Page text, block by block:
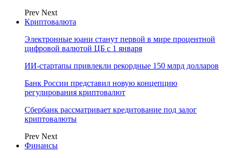
Prev Next
Криптовалюта
Электронные юани станут первой в мире процентной
цифровой валютой ЦБ с 1 января
ИИ-стартапы привлекли рекордные 150 млрд долларов
Банк России представил новую концепцию
регулирования криптовалют
Сбербанк рассматривает кредитование под залог
криптовалюты
Prev Next
Финансы